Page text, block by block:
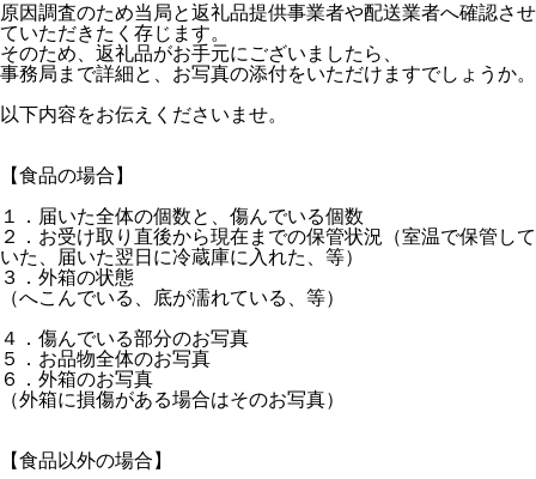
原因調査のため当局と返礼品提供事業者や配送業者へ確認させ
ていただきたく存じます。
そのため、返礼品がお手元にございましたら、
事務局まで詳細と、お写真の添付をいただけますでしょうか。
以下内容をお伝えくださいませ。
【食品の場合】
１．届いた全体の個数と、傷んでいる個数
２．お受け取り直後から現在までの保管状況（室温で保管して
いた、届いた翌日に冷蔵庫に入れた、等）
３．外箱の状態
（へこんでいる、底が濡れている、等）
４．傷んでいる部分のお写真
５．お品物全体のお写真
６．外箱のお写真
（外箱に損傷がある場合はそのお写真）
【食品以外の場合】